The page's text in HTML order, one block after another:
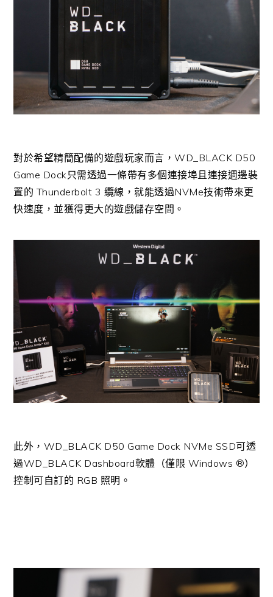
對於希望精簡配備的遊戲玩家而言，WD_BLACK D50
Game Dock只需透過一條帶有多個連接埠且連接週邊裝
置的 Thunderbolt 3 纜線，就能透過NVMe技術帶來更
快速度，並獲得更大的遊戲儲存空間。
此外，WD_BLACK D50 Game Dock NVMe SSD可透
過WD_BLACK Dashboard軟體（僅限 Windows ®）
控制可自訂的 RGB 照明。